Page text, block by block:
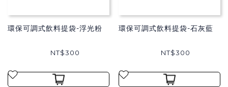
環保可調式飲料提袋-浮光粉
NT$300
環保可調式飲料提袋-石灰藍
NT$300